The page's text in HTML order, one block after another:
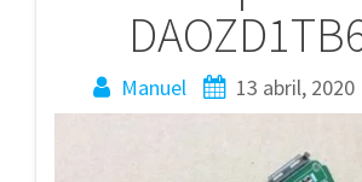
Manuel 13 abril, 2020
entradas